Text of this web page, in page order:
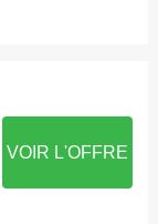
VOIR L'OFFRE